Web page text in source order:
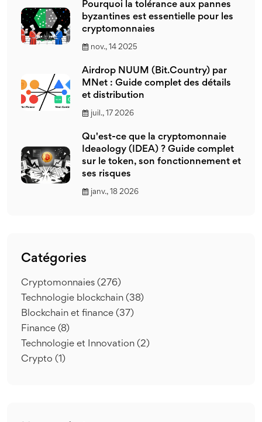
Pourquoi la tolérance aux pannes
byzantines est essentielle pour les
cryptomonnaies
nov., 14 2025
Airdrop NUUM (Bit.Country) par
MNet : Guide complet des détails
et distribution
juil., 17 2026
Qu'est-ce que la cryptomonnaie
Ideaology (IDEA) ? Guide complet
sur le token, son fonctionnement et
ses risques
janv., 18 2026
Catégories
Cryptomonnaies (276)
Technologie blockchain (38)
Blockchain et finance (37)
Finance (8)
Technologie et Innovation (2)
Crypto (1)